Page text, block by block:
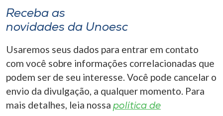
Receba as
novidades da Unoesc
Usaremos seus dados para entrar em contato
com você sobre informações correlacionadas que
podem ser de seu interesse. Você pode cancelar o
envio da divulgação, a qualquer momento. Para
mais detalhes, leia nossa política de